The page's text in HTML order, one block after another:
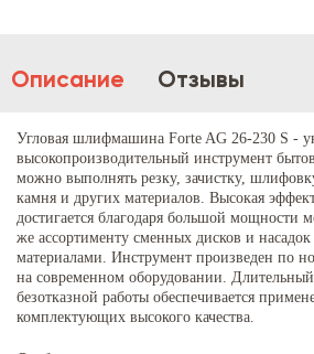
Описание Отзывы
Угловая шлифмашина Forte AG 26-230 S -
высокопроизводительный инструмент
можно выполнять резку, зачистку,
камня и других материалов. Высокая
достигается благодаря большой мощности
же ассортименту сменных дисков и
материалами. Инструмент произведен по
на современном оборудовании.
безотказной работы обеспечивается
комплектующих высокого качества.